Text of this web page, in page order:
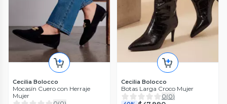
Cecilia Bolocco
Mocasín Cuero con Herraje
Mujer
Cecilia Bolocco
Botas Larga Croco Mujer
0(0)